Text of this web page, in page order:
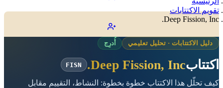
تقويم الاكتتابات
Deep Fission, Inc.
دليل الاكتتابات · تحليل تعليمي أُدرِج
اكتتابDeep Fission, Inc.
FISN
كيف تحلّل هذا الاكتتاب خطوة بخطوة: النشاط، التقييم مقابل